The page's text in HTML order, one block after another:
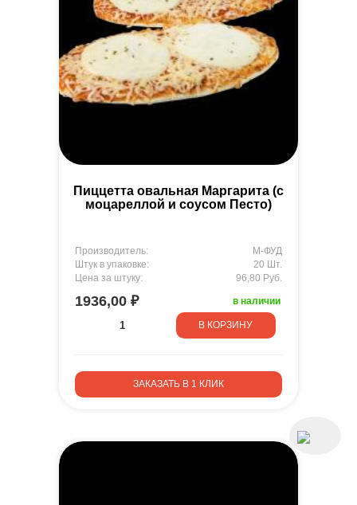
Пиццетта овальная Маргарита (с
моцареллой и соусом Песто)
Производитель:
М-ФУД
Штук в упаковке:
20 Шт.
Цена за штуку:
96,80 Руб.
1936,00 ₽ в наличии
В КОРЗИНУ
ЗАКАЗАТЬ В 1 КЛИК